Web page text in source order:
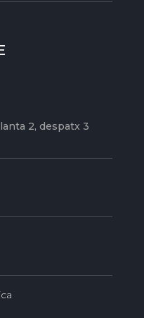
2, despatx 3